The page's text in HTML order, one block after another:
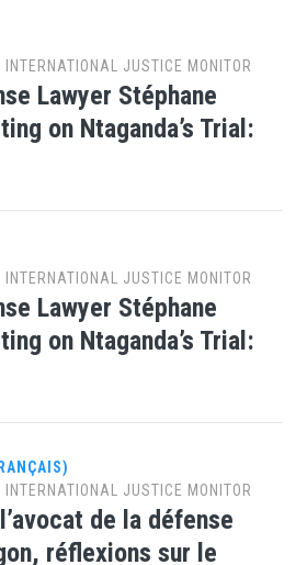
INTERNATIONAL JUSTICE MONITOR
Lawyer Stéphane
on Ntaganda’s Trial:
INTERNATIONAL JUSTICE MONITOR
Lawyer Stéphane
on Ntaganda’s Trial:
INTERNATIONAL JUSTICE MONITOR
de la défense
réflexions sur le